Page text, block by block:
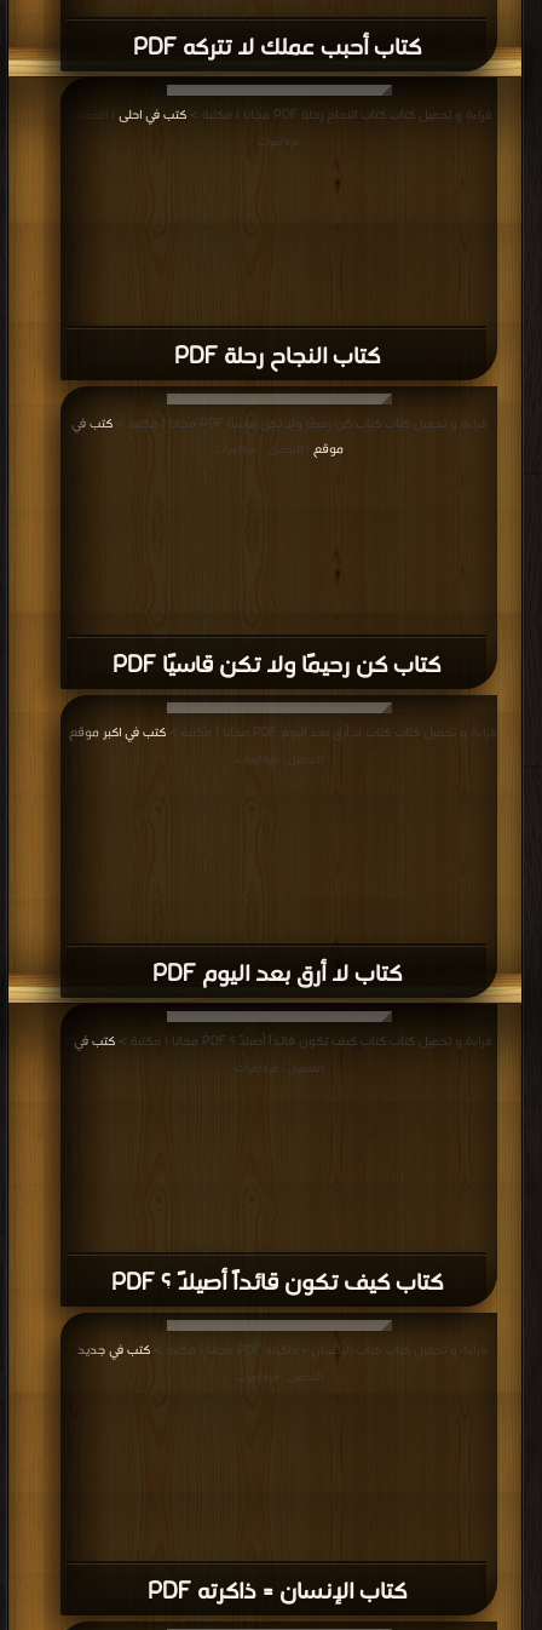
كتاب أحبب عملك لا تتركه PDF
كتاب النجاح رحلة PDF
قراءة و تحميل كتاب كتاب النجاح رحلة PDF مجانا | مكتبة > كتب في احلى
| التحميل :
مرة/مرات
كتاب كن رحيمًا ولا تكن قاسيًا PDF
قراءة و تحميل كتاب كتاب كن رحيمًا ولا تكن قاسيًا PDF مجانا | مكتبة >
كتب في
موقع
| التحميل : مرة/مرات
كتاب لا أرق بعد اليوم PDF
قراءة و تحميل كتاب كتاب لا أرق بعد اليوم PDF مجانا | مكتبة > كتب في اكبر موقع
التحميل : مرة/مرات
كتاب كيف تكون قائداً أصيلاً ؟ PDF
قراءة و تحميل كتاب كتاب كيف تكون قائداً أصيلاً ؟ PDF مجانا | مكتبة > كتب في
التحميل : مرة/مرات
كتاب الإنسان = ذاكرته PDF
قراءة و تحميل كتاب كتاب الإنسان = ذاكرته PDF مجانا | مكتبة > كتب في جديد
التحميل : مرة/مرات